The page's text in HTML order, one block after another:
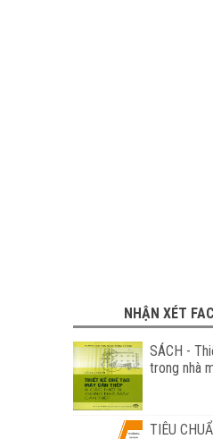
NHẬN XÉT
SÁCH -
trong nhà
TIÊU